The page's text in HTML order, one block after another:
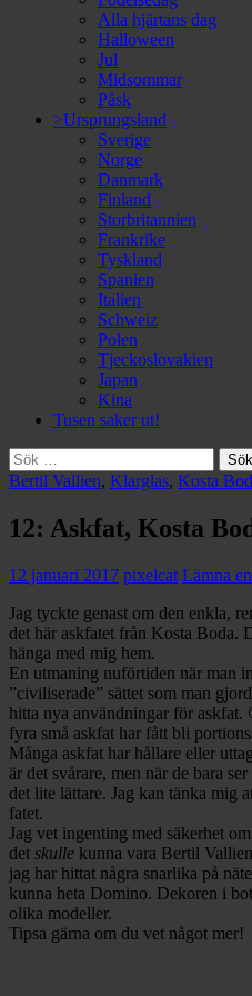
Alla hjärtans dag
Halloween
Jul
Midsommar
Påsk
>Ursprungsland
Sverige
Norge
Danmark
Finland
Storbritannien
Frankrike
Tyskland
Spanien
Italien
Schweiz
Polen
Tjeckoslovakien
Japan
Kina
Tusen saker ut!
Sök
efter:
Bertil Vallien, Klarglas, Kosta
12: Askfat, Kosta
12 januari 2017 pixelcat Lämna
Jag tyckte genast om den enkla,
det här askfatet från Kosta Boda.
hänga med mig hem.
En utmaning nuförtiden när man
”civiliserade” sättet som man
hitta nya användningar för
fyra små askfat har fått bli
Många askfat har hållare eller
är det svårare, men när de bara
det lite lättare. Jag kan tänka mig
fatet.
Jag vet ingenting med säkerhet
det skulle kunna vara Bertil
jag har hittat några snarlika på
kunna heta Domino. Dekoren i
olika modeller.
Tipsa gärna om du vet något mer!